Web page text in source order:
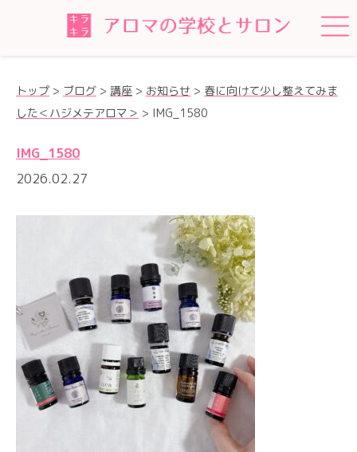
トップ > ブログ > 講座 > お知らせ > 春に向けて少し整えてみま
した＜ハジメテアロマ＞ > IMG_1580
IMG_1580
2026.02.27